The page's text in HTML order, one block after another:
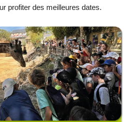
profiter des meilleures dates.